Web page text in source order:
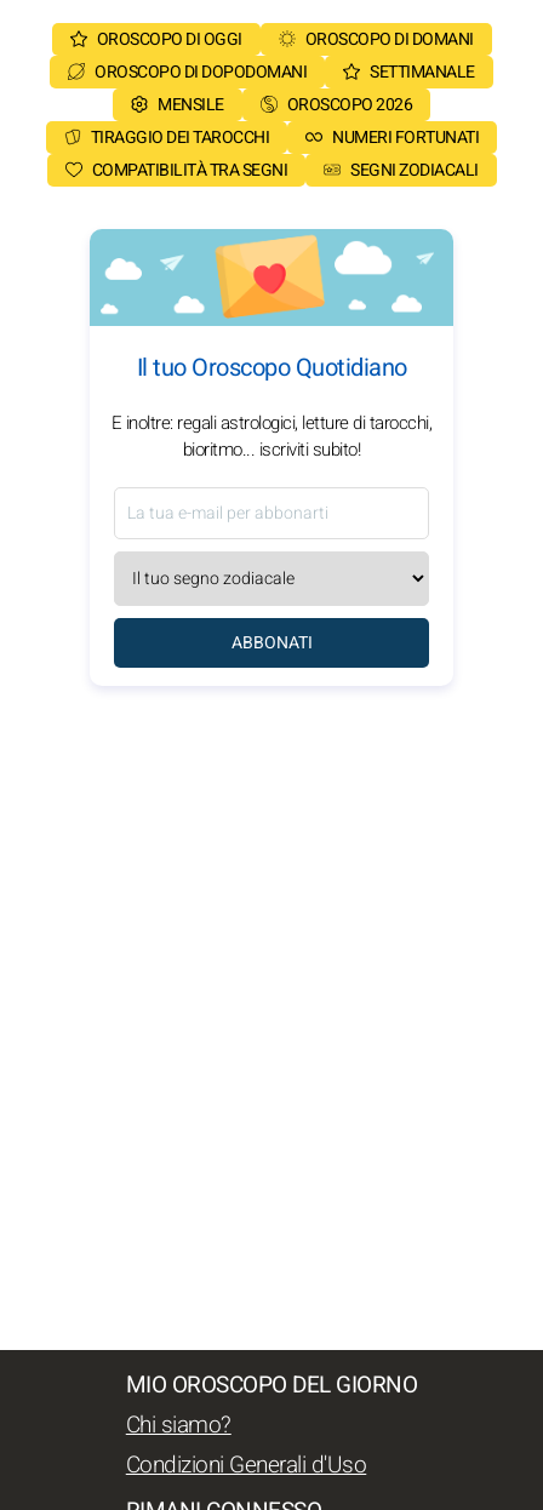
OROSCOPO DI OGGI
OROSCOPO DI DOMANI
OROSCOPO DI DOPODOMANI
SETTIMANALE
MENSILE
OROSCOPO 2026
TIRAGGIO DEI TAROCCHI
NUMERI FORTUNATI
COMPATIBILITÀ TRA SEGNI
SEGNI ZODIACALI
Il tuo Oroscopo Quotidiano
E inoltre: regali astrologici, letture di tarocchi,
bioritmo... iscriviti subito!
ABBONATI
MIO OROSCOPO DEL GIORNO
Chi siamo?
Condizioni Generali d'Uso